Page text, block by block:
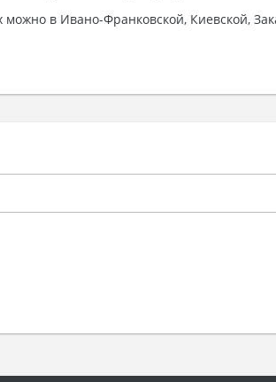
в Ивано-Франковской, Киевской,